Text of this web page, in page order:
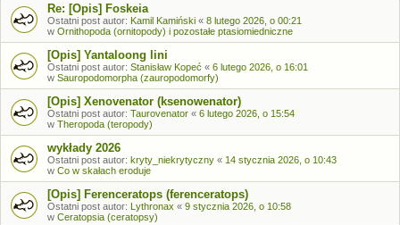
Re: [Opis] Foskeia
Ostatni post autor: Kamil Kamiński « 8 lutego 2026, o 00:21
w Ornithopoda (ornitopody) i pozostałe ptasiomiedniczne
[Opis] Yantaloong lini
Ostatni post autor: Stanisław Kopeć « 6 lutego 2026, o 16:01
w Sauropodomorpha (zauropodomorfy)
[Opis] Xenovenator (ksenowenator)
Ostatni post autor: Taurovenator « 6 lutego 2026, o 15:54
w Theropoda (teropody)
wykłady 2026
Ostatni post autor: kryty_niekrytyczny « 14 stycznia 2026, o 10:43
w Co w skałach eroduje
[Opis] Ferenceratops (ferenceratops)
Ostatni post autor: Lythronax « 9 stycznia 2026, o 10:58
w Ceratopsia (ceratopsy)